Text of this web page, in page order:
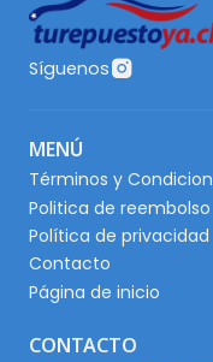
Síguenos
MENÚ
Términos y
Politica de reembolso
Política de privacidad
Contacto
Página de inicio
CONTACTO